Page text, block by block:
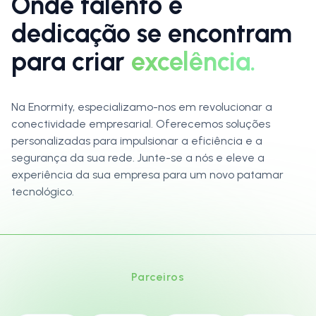
dedicação se encontram
para criar excelência.
Na Enormity, especializamo-nos em revolucionar a
conectividade empresarial. Oferecemos soluções
personalizadas para impulsionar a eficiência e a
segurança da sua rede. Junte-se a nós e eleve a
experiência da sua empresa para um novo patamar
tecnológico.
Parceiros